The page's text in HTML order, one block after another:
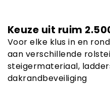
Keuze uit ruim
Voor elke klus in en
aan verschillende
steigermateriaal,
dakrandbeveiliging